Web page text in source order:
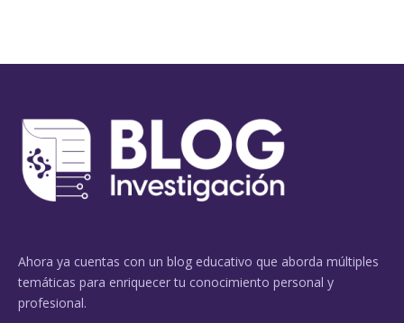
Ahora ya cuentas con un blog educativo que aborda múltiples
temáticas para enriquecer tu conocimiento personal y
profesional.